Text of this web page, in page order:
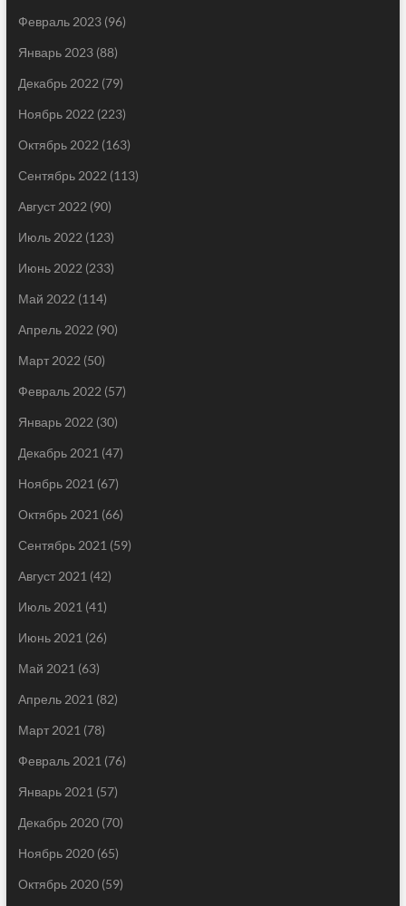
Февраль 2023(96)
Январь 2023(88)
Декабрь 2022 (79)
Ноябрь 2022 (223)
Октябрь 2022 (163)
Сентябрь 2022 (113)
Август 2022 (90)
Июль 2022 (123)
Июнь 2022 (233)
Май 2022 (114)
Апрель 2022 (90)
Март 2022 (50)
Февраль 2022 (57)
Январь 2022 (30)
Декабрь 2021 (47)
Ноябрь 2021 (67)
Октябрь 2021 (66)
Сентябрь 2021 (59)
Август 2021 (42)
Июль 2021 (41)
Июнь 2021 (26)
Май 2021 (63)
Апрель 2021 (82)
Март 2021 (78)
Февраль 2021 (76)
Январь 2021 (57)
Декабрь 2020(70)
Ноябрь 2020(65)
Октябрь 2020(59)